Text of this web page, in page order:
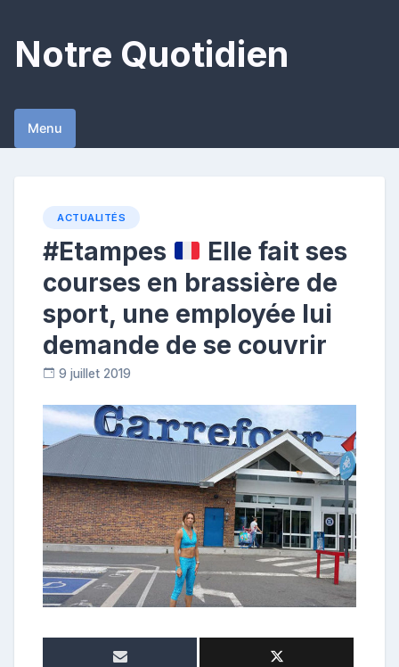
content
Notre Quotidien
Menu
ACTUALITÉS
#Etampes
Elle fait ses
courses en brassière de
sport, une employée lui
demande de se couvrir
9 juillet 2019
o
n
r
i
b
u
t
r
c